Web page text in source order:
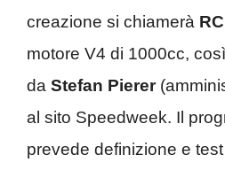
creazione si chiamerà
motore V4 di 1000cc,
da Stefan Pierer
al sito Speedweek. Il
prevede definizione e